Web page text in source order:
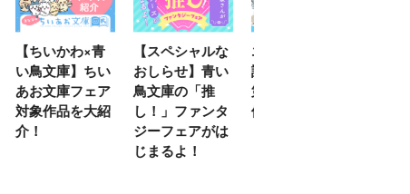
わ×青
】ちい
フェア
を大紹
【スペシャルな
おしらせ】青い
鳥文庫の「推
し！」ファンタ
ジーフェアがは
エブリスタ×講
談社青い鳥文庫
第９回小説賞開
催のおしらせ